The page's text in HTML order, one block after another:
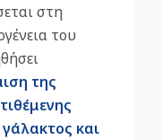
στη
του
της
και